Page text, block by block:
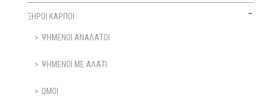
ΞΗΡΟΙ ΚΑΡΠΟΙ
ΨΗΜΕΝΟΙ ΑΝΑΛΑΤΟΙ
ΨΗΜΕΝΟΙ ΜΕ ΑΛΑΤΙ
ΩΜΟΙ